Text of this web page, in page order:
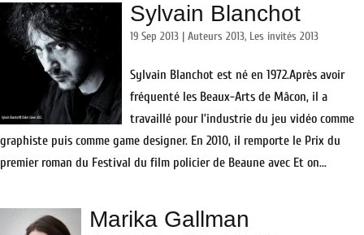
Sylvain Blanchot
19 Sep 2013 | Auteurs 2013, Les invités 2013
Sylvain Blanchot est né en 1972.Après avoir
fréquenté les Beaux-Arts de Mâcon, il a
travaillé pour l’industrie du jeu vidéo comme
graphiste puis comme game designer. En 2010, il remporte le Prix du
premier roman du Festival du film policier de Beaune avec Et on...
Marika Gallman